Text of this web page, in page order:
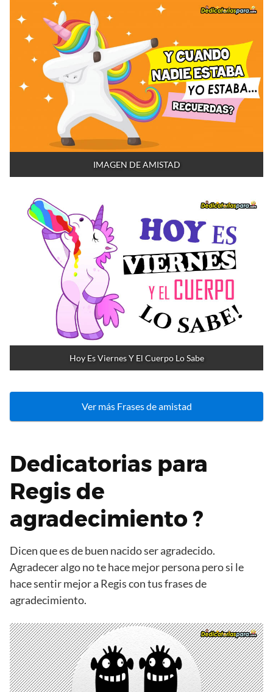
IMAGEN DE AMISTAD
Hoy Es Viernes Y El Cuerpo Lo Sabe
Ver más Frases de amistad
Dedicatorias para
Regis de
agradecimiento ?
Dicen que es de buen nacido ser agradecido.
Agradecer algo no te hace mejor persona pero si le
hace sentir mejor a Regis con tus frases de
agradecimiento.